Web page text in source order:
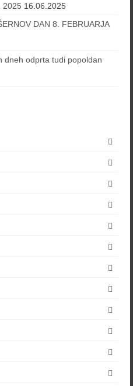
2025 16.06.2025
DAN 8. FEBRUARJA
dneh odprta tudi popoldan